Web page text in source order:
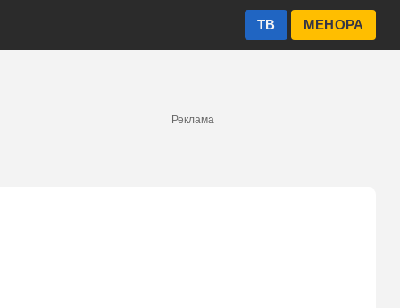
МЕНОРА
ТВ
Реклама